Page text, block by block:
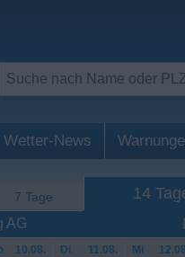
Wetter-News
7 Tage 14
AG
. 10.08. Di. 11.08. Mi.